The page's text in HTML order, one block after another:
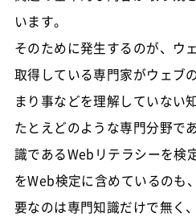
います。
そのために発生するのが、ウ
取得している専門家がウェブ
まり事などを理解していない
たとえどのような専門分野で
識であるWebリテラシーを検
をWeb検定に含めているのも
要なのは専門知識だけで無く